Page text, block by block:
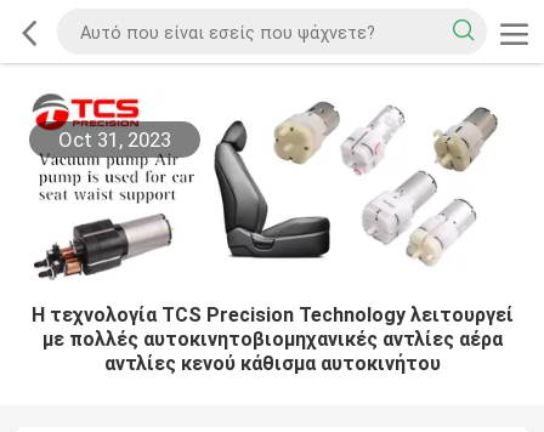
Oct 31, 2023
Η τεχνολογία TCS Precision Technology λειτουργεί
με πολλές αυτοκινητοβιομηχανικές αντλίες αέρα
αντλίες κενού κάθισμα αυτοκινήτου